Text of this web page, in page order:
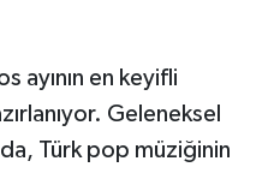
ayının en keyifli
Geleneksel
Türk pop müziğinin